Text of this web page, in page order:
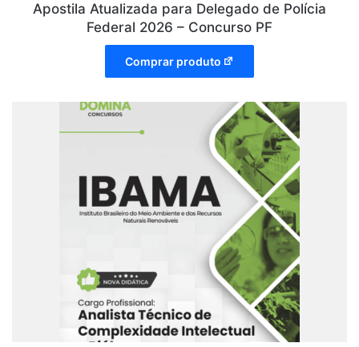
Apostila Atualizada para Delegado de Polícia
Federal 2026 – Concurso PF
Comprar produto